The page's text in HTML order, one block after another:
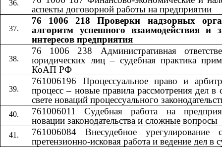
аспекты договорной работы на предприятии
76 1006 218 Проверки надзорных
алгоритм успешного взаимодействия и
интересов предприятия
76 1006 238 Административная
юридических лиц – судебная практика
КоАП РФ
761006196 Процессуальное право и
процесс – новые правила рассмотрения дел в
свете новаций процессуального
761006011 Судебная работа на
новации законодательства и сложные вопросы
761006084 Внесудебное урегулирование
претензионно-исковая работа и ведение дел в